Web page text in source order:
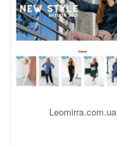
Leomirra.com.ua